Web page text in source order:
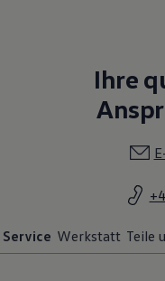
Ihre
Service Werkstatt Teile